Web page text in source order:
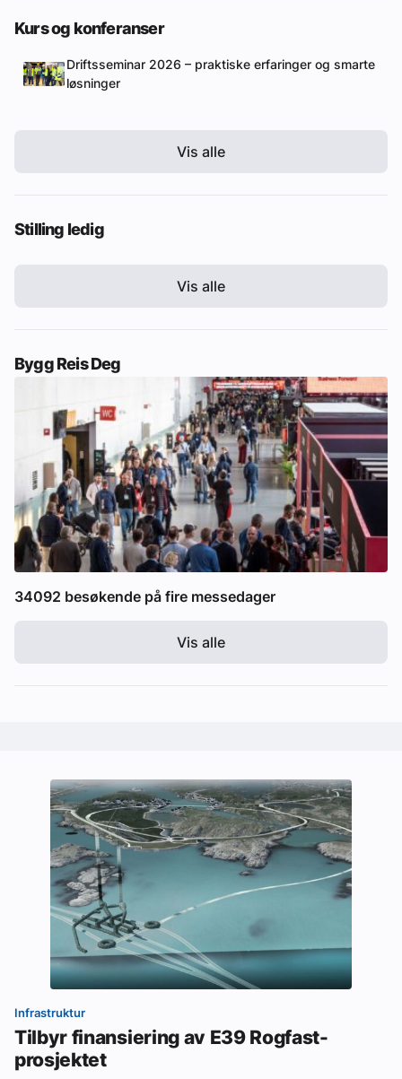
Kurs og konferanser
Driftsseminar 2026 – praktiske erfaringer og smarte
løsninger
Vis alle
Stilling ledig
Vis alle
Bygg Reis Deg
34092 besøkende på fire messedager
Vis alle
Infrastruktur
Tilbyr finansiering av E39 Rogfast-
prosjektet